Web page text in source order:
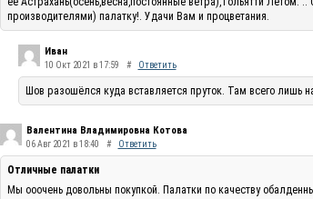
производителями) палатку!. Удачи Вам и процветания.
Иван
10 Окт 2021 в 17:59 # Ответить
Шов разошёлся куда вставляется пруток. Там всего лишь
Валентина Владимировна Котова
06 Авг 2021 в 18:40 # Ответить
Отличные палатки
Мы ооочень довольны покупкой. Палатки по качеству